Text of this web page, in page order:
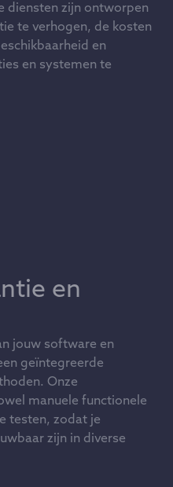
diensten zijn ontworpen
te verhogen, de kosten
en
en systemen te
en
jouw software en
geïntegreerde
Onze
manuele functionele
testen, zodat je
zijn in diverse